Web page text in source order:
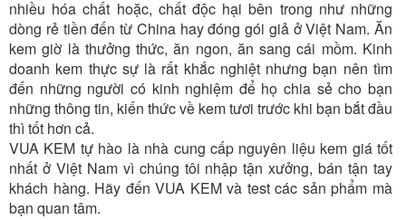
nhiều hóa chất hoặc, chất độc hại bên trong như những
dòng rẻ tiền đến từ China hay đóng gói giả ở Việt Nam. Ăn
kem giờ là thưởng thức, ăn ngon, ăn sang cái mồm. Kinh
doanh kem thực sự là rất khắc nghiệt nhưng bạn nên tìm
đến những người có kinh nghiệm để họ chia sẻ cho bạn
những thông tin, kiến thức về kem tươi trước khi bạn bắt đầu
thì tốt hơn cả.
VUA KEM tự hào là nhà cung cấp nguyên liệu kem giá tốt
nhất ở Việt Nam vì chúng tôi nhập tận xưởng, bán tận tay
khách hàng. Hãy đến VUA KEM và test các sản phẩm mà
bạn quan tâm.